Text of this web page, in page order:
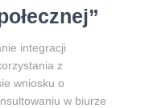
integracji
z
wniosku o
w biurze